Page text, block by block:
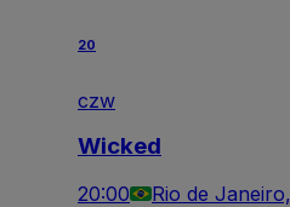
20
czw
Wicked
20:00 Rio de